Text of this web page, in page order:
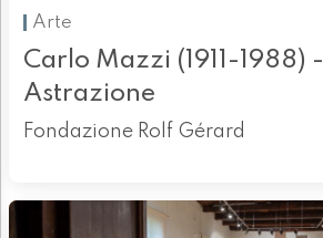
Arte
Carlo Mazzi (1911-1988) -
Astrazione
Fondazione Rolf Gérard